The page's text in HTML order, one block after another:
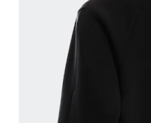
Peito
Meça a parte